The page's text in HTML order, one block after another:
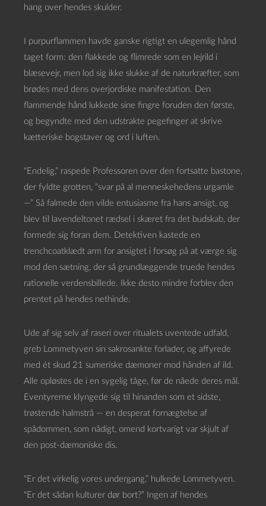
hang over hendes skulder.
I purpurflammen havde ganske rigtigt en ulegemlig hånd
taget form: den flakkede og flimrede som en lejrild i
blæsevejr, men lod sig ikke slukke af de naturkræfter, som
brødes med dens overjordiske manifestation. Den
flammende hånd lukkede sine fingre foruden den første,
og begyndte med den udstrakte pegefinger at skrive
kætteriske bogstaver og ord i luften.
“Endelig,” raspede Professoren over den fortsatte bastone,
der fyldte grotten, “svar på al menneskehedens urgamle
—” Så falmede den vilde entusiasme fra hans ansigt, og
blev til lavendeltonet rædsel i skæret fra det budskab, der
formede sig foran dem. Detektiven kastede en
trenchcoatklædt arm for ansigtet i forsøg på at værge sig
mod den sætning, der så grundlæggende truede hendes
rationelle verdensbillede. Ikke desto mindre forblev den
prentet på hendes nethinde.
Ude af sig selv af raseri over ritualets uventede udfald,
greb Lommetyven sin sakrosankte forlader, og affyrede
med ét skud 21 sumeriske dæmoner mod hånden af ild.
Alle opløstes de i en sygelig tåge, før de nåede deres mål.
Eventyrerne klyngede sig til hinanden som et sidste,
trøstende halmstrå — en desperat fornægtelse af
spådommen, som nådigt, omend kortvarigt var skjult af
den post-dæmoniske dis.
“Er det virkelig vores undergang,” hulkede Lommetyven.
“Er det sådan kulturer dør bort?” Ingen af hendes